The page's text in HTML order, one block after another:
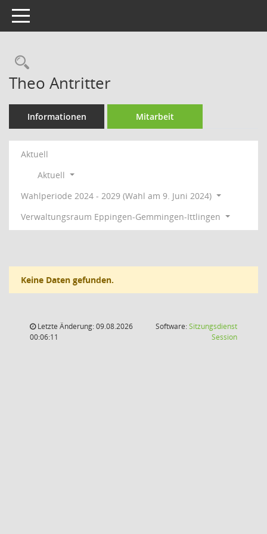
Toggle navigation
Rechercheauswahl
Theo Antritter
Informationen Mitarbeit
Aktuell
Aktuell
Wahlperiode 2024 - 2029 (Wahl am 9. Juni 2024)
Verwaltungsraum Eppingen-Gemmingen-Ittlingen
Keine Daten gefunden.
Letzte Änderung: 09.08.2026
00:06:11
Software:Sitzungsdienst
Session(Wird in